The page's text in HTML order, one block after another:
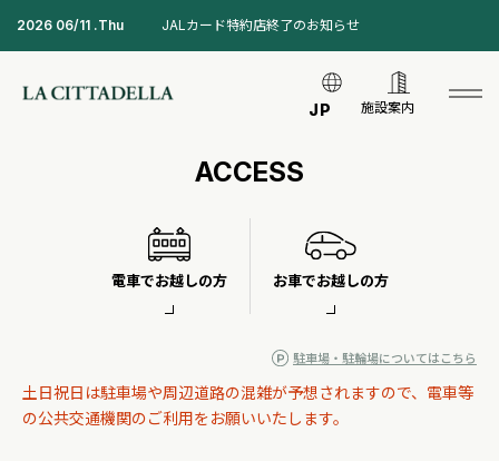
2026 06/11 .Thu JALカード特約店終了のお知らせ
JP 施設案内
ACCESS
電車でお越しの方 お車でお越しの方
駐車場・駐輪場についてはこちら
土日祝日は駐車場や周辺道路の混雑が予想されますので、電車等
の公共交通機関のご利用をお願いいたします。